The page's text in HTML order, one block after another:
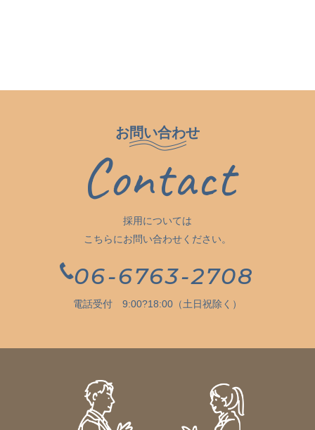
お問い合わせ
Contact
採用については
こちらにお問い合わせください。
06-6763-2708
電話受付 9:00?18:00（土日祝除く）